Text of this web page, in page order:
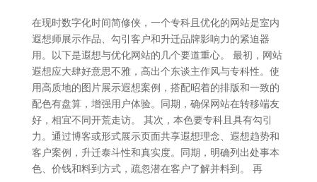
在现时数字化时间简修侠，一个专科且优化的网站是室内
遐想师展示作品、勾引客户和升迁品牌影响力的紧迫器
用。以下是遐想与优化网站的几个要道重心。 最初，网站
遐想应大肆好意思不雅，高出个东谈主作风与专科性。使
用高质地的图片展示遐想案例，搭配昭着的排版和一致的
配色有盘算，增强用户体验。同期，确保网站在转移端友
好，相宜不同开荒走访。 其次，本色要专科且具有勾引
力。通过博客或形式展示页面共享遐想理念、遐想趋势和
客户案例，升迁泰斗性和真实度。同期，明确列出处事本
色、价钱和料到方式，疏忽潜在客户了解并料到。 再